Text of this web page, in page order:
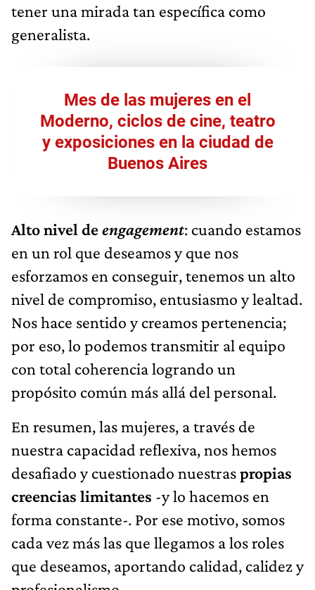
tener una mirada tan específica como
generalista.
Mes de las mujeres en el
Moderno, ciclos de cine, teatro
y exposiciones en la ciudad de
Buenos Aires
Alto nivel deengagement: cuando estamos
en un rol que deseamos y que nos
esforzamos en conseguir, tenemos un alto
nivel de compromiso, entusiasmo y lealtad.
Nos hace sentido y creamos pertenencia;
por eso, lo podemos transmitir al equipo
con total coherencia logrando un
propósito común más allá del personal.
En resumen, las mujeres, a través de
nuestra capacidad reflexiva, nos hemos
desafiado y cuestionado nuestraspropias
creencias limitantes -y lo hacemos en
forma constante-. Por ese motivo, somos
cada vez más las que llegamos a los roles
que deseamos, aportando calidad, calidez y